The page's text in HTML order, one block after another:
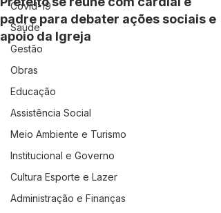
Covid-19
Saúde
Gestão
Obras
Educação
Assistência Social
Meio Ambiente e Turismo
Institucional e Governo
Cultura Esporte e Lazer
Administração e Finanças
padre para debater ações sociais e
apoio da Igreja